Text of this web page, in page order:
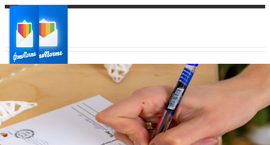
Ваш город:
Ваш регион доставки